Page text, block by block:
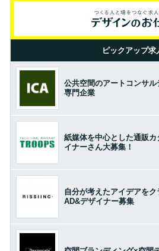
ピックアップ求
公共空間のアートコンサ
専門企業
紙媒体を中心とした通販
イナーさん大募集！
自分が考えたアイデアを
AD&デザイナー募集